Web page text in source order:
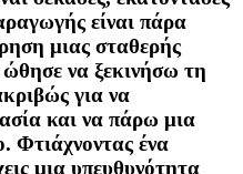
είναι πάρα
μιας σταθερής
να ξεκινήσω τη
για να
και να πάρω μια
Φτιάχνοντας ένα
μια υπευθυνότητα